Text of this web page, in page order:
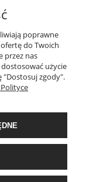
poprawne
do Twoich
przez nas
użycie
"Dostosuj zgody".